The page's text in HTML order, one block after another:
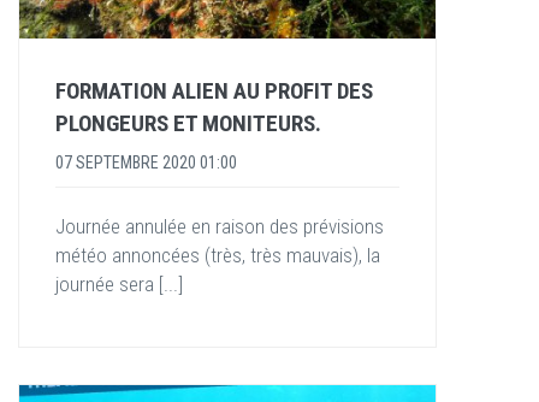
FORMATION ALIEN AU PROFIT DES
PLONGEURS ET MONITEURS.
07 SEPTEMBRE 2020 01:00
Journée annulée en raison des prévisions
météo annoncées (très, très mauvais), la
journée sera [...]